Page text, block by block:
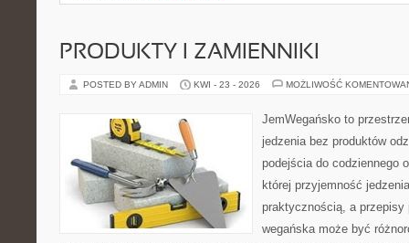
PRODUKTY I ZAMIENNIKI
POSTED BY ADMIN KWI - 23 - 2026 MOŻLIWOŚĆ
JemWegańsko to
jedzenia bez produktów
podejścia do codziennego
której przyjemność
praktycznością, a przepisy
wegańska może być